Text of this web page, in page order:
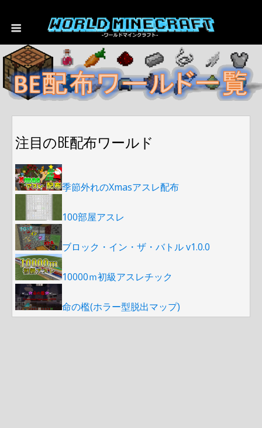
注目のBE配布ワールド
季節外れのXmasアスレ配布
100部屋アスレ
ブロック・イン・ザ・バトル v1.0.0
10000ｍ初級アスレチック
命の檻(ホラー型脱出マップ)